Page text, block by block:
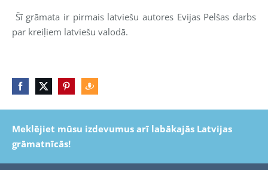
Meklējiet mūsu izdevumus arī labākajās Latvijas
grāmatnīcās!
Šī grāmata ir pirmais latviešu autores Evijas Pelšas darbs
par kreiļiem latviešu valodā.